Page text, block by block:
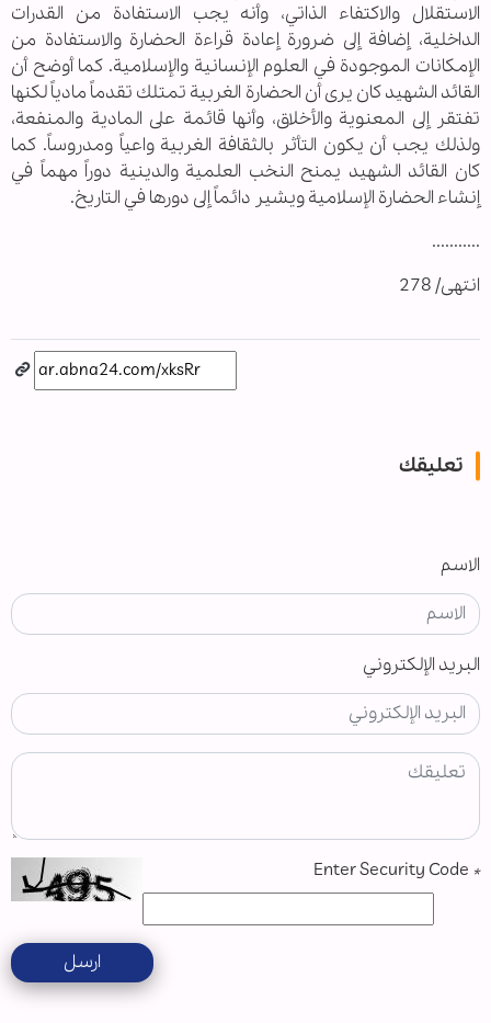
الاستقلال والاكتفاء الذاتي، وأنه يجب الاستفادة من القدرات
الداخلية، إضافة إلى ضرورة إعادة قراءة الحضارة والاستفادة من
الإمكانات الموجودة في العلوم الإنسانية والإسلامية. كما أوضح أن
القائد الشهيد كان يرى أن الحضارة الغربية تمتلك تقدماً مادياً لكنها
تفتقر إلى المعنوية والأخلاق، وأنها قائمة على المادية والمنفعة،
ولذلك يجب أن يكون التأثر بالثقافة الغربية واعياً ومدروساً. كما
كان القائد الشهيد يمنح النخب العلمية والدينية دوراً مهماً في
إنشاء الحضارة الإسلامية ويشير دائماً إلى دورها في التاريخ.
...........
انتهى/ 278
تعليقك
الاسم
البريد الإلكتروني
*
ارسل